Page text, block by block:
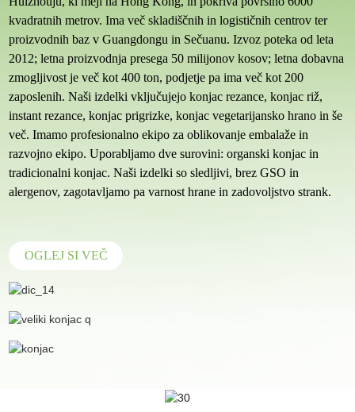
kvadratnih metrov. Ima več skladiščnih in logističnih centrov ter
proizvodnih baz v Guangdongu in Sečuanu. Izvoz poteka od leta
2012; letna proizvodnja presega 50 milijonov kosov; letna dobavna
zmogljivost je več kot 400 ton, podjetje pa ima več kot 200
zaposlenih. Naši izdelki vključujejo konjac rezance, konjac riž,
instant rezance, konjac prigrizke, konjac vegetarijansko hrano in še
več. Imamo profesionalno ekipo za oblikovanje embalaže in
razvojno ekipo. Uporabljamo dve surovini: organski konjac in
tradicionalni konjac. Naši izdelki so sledljivi, brez GSO in
alergenov, zagotavljamo pa varnost hrane in zadovoljstvo strank.
OGLEJ SI VEČ